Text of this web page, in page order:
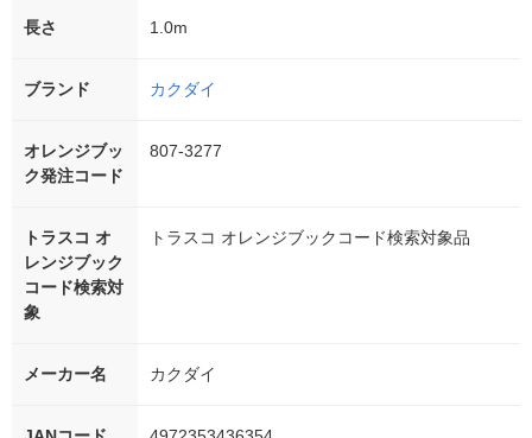
長さ 1.0m
ブランド カクダイ
オレンジブッ
ク発注コード
807-3277
トラスコ オ
レンジブック
コード検索対
象
トラスコ オレンジブックコード検索対象品
メーカー名 カクダイ